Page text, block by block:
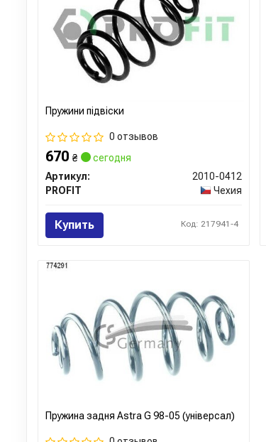
Пружини підвіски
0 отзывов
670 ₴
сегодня
Артикул:
2010-0412
PROFIT
Чехия
Купить Код: 217941-4
Пружина задня Astra G 98-05 (універсал)